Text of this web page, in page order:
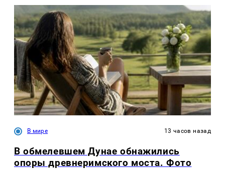
В мире 13 часов назад
В обмелевшем Дунае обнажились
опоры древнеримского моста. Фото